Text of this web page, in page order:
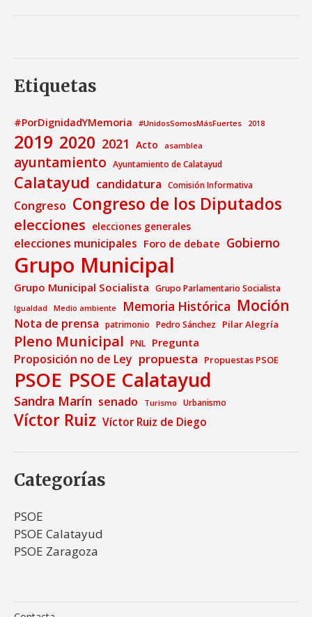
Etiquetas
#PorDignidadYMemoria #UnidosSomosMásFuertes 2018
2019 2020 2021 Acto asamblea
ayuntamiento Ayuntamiento de Calatayud
Calatayud candidatura Comisión Informativa
Congreso Congreso de los Diputados
elecciones elecciones generales
elecciones municipales Foro de debate Gobierno
Grupo Municipal
Grupo Municipal Socialista Grupo Parlamentario Socialista
Igualdad Medio ambiente Memoria Histórica Moción
Nota de prensa patrimonio Pedro Sánchez Pilar Alegría
Pleno Municipal PNL Pregunta
Proposición no de Ley propuesta Propuestas PSOE
PSOE PSOE Calatayud
Sandra Marín senado Turismo Urbanismo
Víctor Ruiz Víctor Ruiz de Diego
Categorías
PSOE
PSOE Calatayud
PSOE Zaragoza